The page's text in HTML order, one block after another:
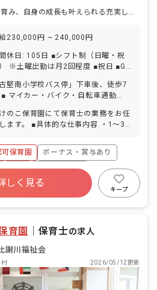
230,000円 ~ 240,000円
日: 105日 ■シフト制（日曜・祝
※土曜出勤は月2回程度 ■祝日 ■GW
3） ■有給休暇（取得率65％／1時間
での取得可／5日以上の連休相談
） ■慶弔休暇 ■産前産後・育児休暇
得率100％・復帰率100％） ■介
休暇（妻の出産） ■忌引休暇（近親
親族） ■私傷病休暇 ■コロナ等感染
防休暇 ■慰霊の日休暇 ■生理休暇 ■在
勤務時の養育・介護可能措置 ※お子様
調不良や行事による遅刻・早退・欠
相談も可
古堅南小学校バス停」下車後、徒歩7
のこ保育園にて保育士の業務をお任
■具体的な仕事内容 ・1〜3歳
サービス活用） ・連絡帳・日誌記
（ICTサービス活用） ・保護者対応
可保育園
ボーナス・賞与あり
有給
福利厚生充実
残業少なめ
昇給昇進あり
しく見る
キープ
育園 保育士の求人
謝川福祉会
2026/05/12更新